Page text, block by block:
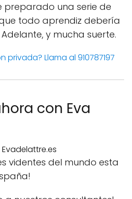
preparado una serie de
todo aprendiz debería
y mucha suerte.
privada? Llama al 910787197
con Eva
videntes del mundo esta